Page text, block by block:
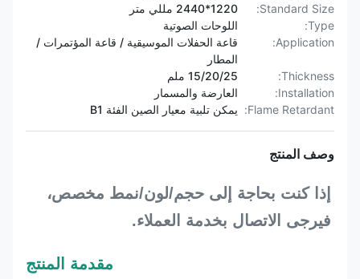
Standard Size:
1220*2440 مللي متر
Type:
اللوحات الصوتية
Application:
قاعة الحفلات الموسيقية / قاعة المؤتمرات /
المطار
Thickness:
15/20/25 ملم
Installation:
العارضة والمسمار
Flame Retardant:
يمكن تلبية معيار الصين الفئة B1
وصف المنتج
إذا كنت بحاجة إلى حجم/لون/نمط مخصص،
فيرجى الاتصال بخدمة العملاء.
مقدمة المنتج